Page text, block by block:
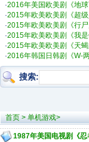
·2016年美国欧美剧《地
·2015年欧美欧美剧《超
·2015年欧美欧美剧《行
·2015年欧美欧美剧《我
·2015年欧美欧美剧《天
·2016年韩国日韩剧《W-
搜索:
首页>单机游戏>
1987年美国电视剧《